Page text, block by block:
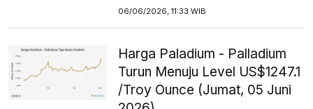
06/06/2026, 11:33 WIB
Harga Paladium - Palladium
Turun Menuju Level US$1247.1
/Troy Ounce (Jumat, 05 Juni